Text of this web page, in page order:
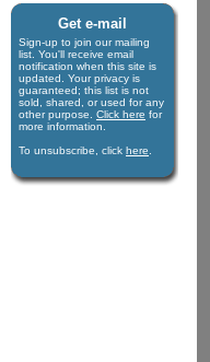
Get e-mail
Sign-up to join our mail­ing
list. You'll receive e­mail
notification when this site is
updated. Your privacy is
guaran­teed; this list is not
sold, shared, or used for any
other purpose. Click here for
more infor­mation.
To unsubscribe, click here